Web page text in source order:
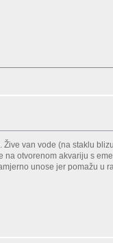
van vode (na staklu
otvorenom akvariju s
unose jer pomažu u